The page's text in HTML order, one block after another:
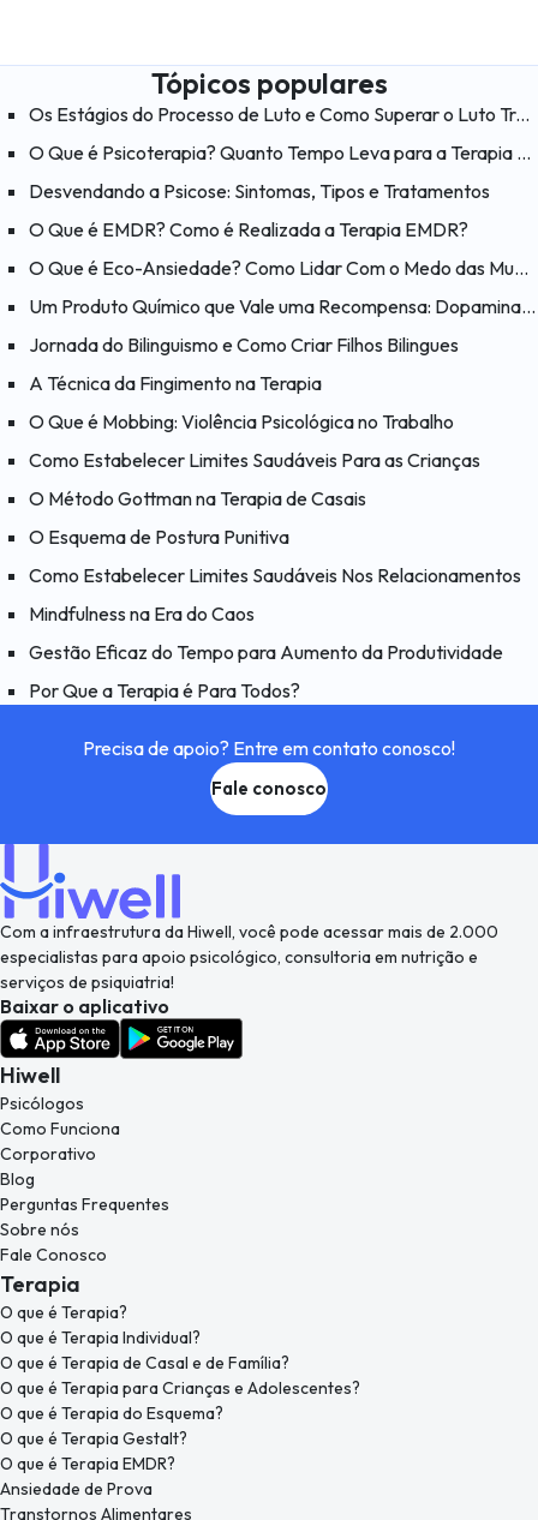
Tópicos populares
Os Estágios do Processo de Luto e Como Superar o Luto Traumático
O Que é Psicoterapia? Quanto Tempo Leva para a Terapia Funcionar?
Desvendando a Psicose: Sintomas, Tipos e Tratamentos
O Que é EMDR? Como é Realizada a Terapia EMDR?
O Que é Eco-Ansiedade? Como Lidar Com o Medo das Mudanças Climáticas?
Um Produto Químico que Vale uma Recompensa: Dopamina e Suas Funções
Jornada do Bilinguismo e Como Criar Filhos Bilingues
A Técnica da Fingimento na Terapia
O Que é Mobbing: Violência Psicológica no Trabalho
Como Estabelecer Limites Saudáveis Para as Crianças
O Método Gottman na Terapia de Casais
O Esquema de Postura Punitiva
Como Estabelecer Limites Saudáveis Nos Relacionamentos
Mindfulness na Era do Caos
Gestão Eficaz do Tempo para Aumento da Produtividade
Por Que a Terapia é Para Todos?
Precisa de apoio? Entre em contato conosco!
Fale conosco
Com a infraestrutura da Hiwell, você pode acessar mais de 2.000
especialistas para apoio psicológico, consultoria em nutrição e
serviços de psiquiatria!
Baixar o aplicativo
Hiwell
Psicólogos
Como Funciona
Corporativo
Blog
Perguntas Frequentes
Sobre nós
Fale Conosco
Terapia
O que é Terapia?
O que é Terapia Individual?
O que é Terapia de Casal e de Família?
O que é Terapia para Crianças e Adolescentes?
O que é Terapia do Esquema?
O que é Terapia Gestalt?
O que é Terapia EMDR?
Ansiedade de Prova
Transtornos Alimentares